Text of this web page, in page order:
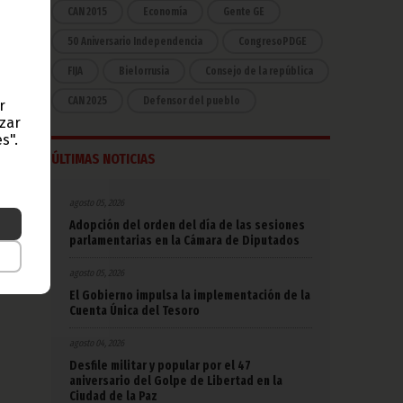
el
en
el
ahí
CAN 2015 Economía Gente GE
50 Aniversario Independencia CongresoPDGE
FIJA Bielorrusia Consejo de la república
CAN 2025 Defensor del pueblo
ÚLTIMAS NOTICIAS
agosto 05, 2026
Adopción del orden del día de las sesiones
parlamentarias en la Cámara de Diputados
agosto 05, 2026
El Gobierno impulsa la implementación de la
Cuenta Única del Tesoro
agosto 04, 2026
Desfile militar y popular por el 47
aniversario del Golpe de Libertad en la
Ciudad de la Paz